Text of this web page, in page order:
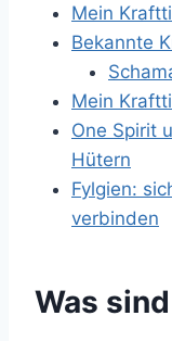
Mein
Bekannte
Mein
One Spirit
Hütern
Fylgien:
verbinden
Was